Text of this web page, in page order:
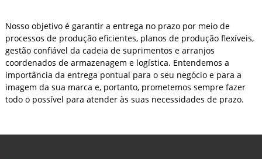
Nosso objetivo é garantir a entrega no prazo por meio de
processos de produção eficientes, planos de produção flexíveis,
gestão confiável da cadeia de suprimentos e arranjos
coordenados de armazenagem e logística. Entendemos a
importância da entrega pontual para o seu negócio e para a
imagem da sua marca e, portanto, prometemos sempre fazer
todo o possível para atender às suas necessidades de prazo.